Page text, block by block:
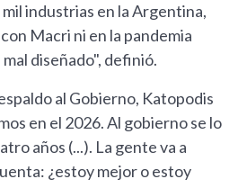
industrias en la Argentina,
Macri ni en la pandemia
diseñado", definió.
al Gobierno, Katopodis
en el 2026. Al gobierno se lo
años (...). La gente va a
¿estoy mejor o estoy